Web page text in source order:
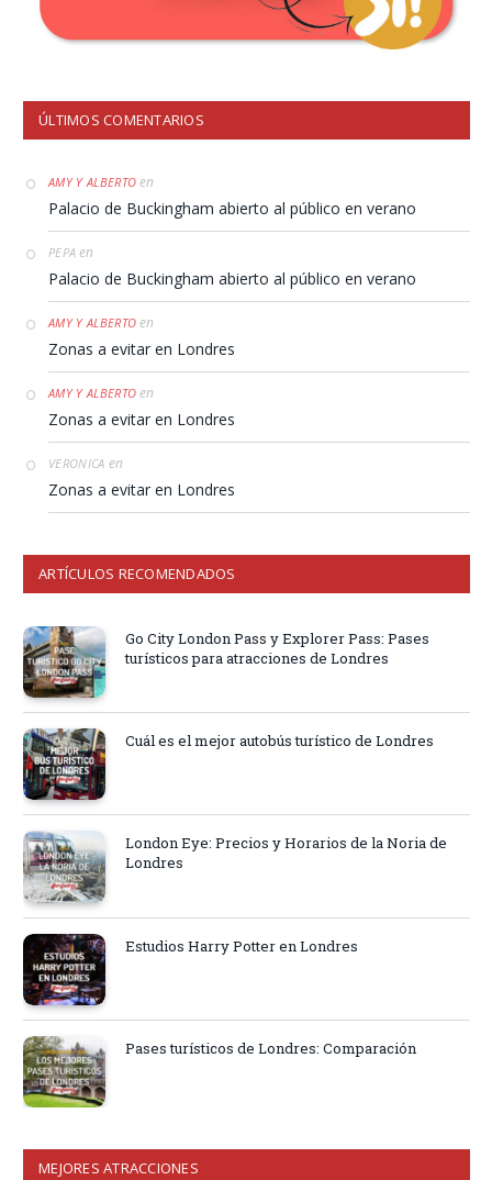
ÚLTIMOS COMENTARIOS
AMY Y ALBERTO en
Palacio de Buckingham abierto al público en verano
PEPA en
Palacio de Buckingham abierto al público en verano
AMY Y ALBERTO en
Zonas a evitar en Londres
AMY Y ALBERTO en
Zonas a evitar en Londres
VERONICA en
Zonas a evitar en Londres
ARTÍCULOS RECOMENDADOS
Go City London Pass y Explorer Pass: Pases
turísticos para atracciones de Londres
Cuál es el mejor autobús turístico de Londres
London Eye: Precios y Horarios de la Noria de
Londres
Estudios Harry Potter en Londres
Pases turísticos de Londres: Comparación
MEJORES ATRACCIONES